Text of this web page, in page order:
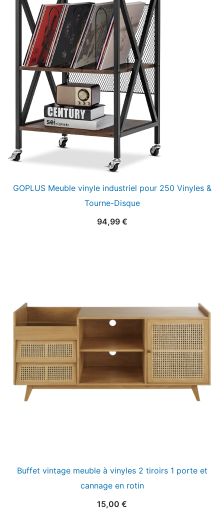
GOPLUS Meuble vinyle industriel pour 250 Vinyles &
Tourne-Disque
94,99 €
Buffet vintage meuble à vinyles 2 tiroirs 1 porte et
cannage en rotin
15,00 €